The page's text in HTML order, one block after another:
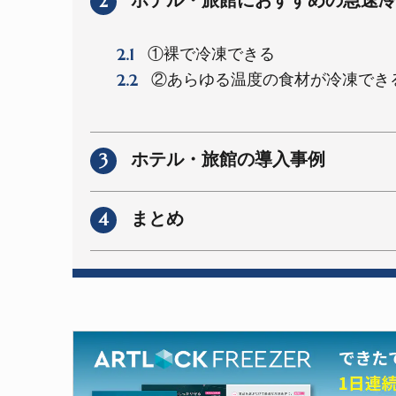
2.1 ①裸で冷凍できる
2.2 ②あらゆる温度の食材が冷凍でき
3 ホテル・旅館の導入事例
4 まとめ